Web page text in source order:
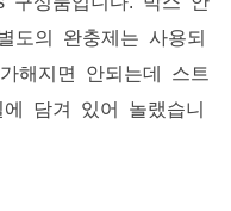
도의 완충제는 사용되
해지면 안되는데 스트
담겨 있어 놀랬습니